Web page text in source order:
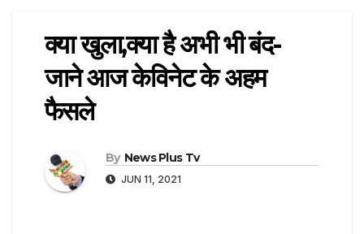
क्या खुला,क्या है अभी भी बंद-
जाने आज केविनेट के अहम
फैसले
By News Plus Tv
JUN 11, 2021